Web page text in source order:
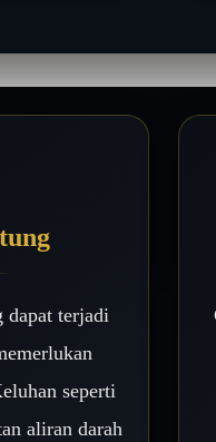
dapat terjadi
seperti
aliran darah